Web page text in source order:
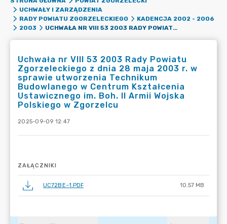
UCHWAŁY I ZARZĄDZENIA
RADY POWIATU ZGORZELECKIEGO
KADENCJA 2002 - 2006
2003
UCHWAŁA NR VIII 53 2003 RADY POWIATU ZGORZELECKIEGO Z DNIA 28 MAJA 2003 R. W SPRAWIE UTWORZENIA TECHNIKUM BUDOWLANEGO W CENTRUM KSZTAŁCENIA USTAWICZNEGO IM. BOH. II ARMII WOJSKA POLSKIEGO W ZGORZELCU
Uchwała nr VIII 53 2003 Rady Powiatu
Zgorzeleckiego z dnia 28 maja 2003 r. w
sprawie utworzenia Technikum
Budowlanego w Centrum Kształcenia
Ustawicznego im. Boh. II Armii Wojska
Polskiego w Zgorzelcu
2025-09-09 12:47
ZAŁĄCZNIKI
UC72BE~1.PDF 10.57 MB